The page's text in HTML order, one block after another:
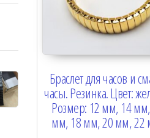
Браслет для часов и
часы. Резинка. Цвет:
Розмер: 12 мм, 14
мм, 18 мм, 20 мм, 22